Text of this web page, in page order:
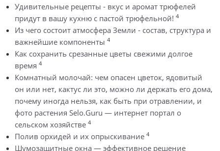
Удивительные рецепты - вкус и аромат трюфелей
придут в вашу кухню с пастой трюфельной! 4
Из чего состоит атмосфера Земли - состав, структура и
важнейшие компоненты 4
Как сохранить срезанные цветы свежими долгое
время 4
Комнатный молочай: чем опасен цветок, ядовитый
он или нет, кактус ли это, можно ли держать его дома,
почему иногда нельзя, как быть при отравлении, и
фото растения Selo.Guru — интернет портал о
сельском хозяйстве 4
Полив орхидей и их опрыскивание 4
Шумозащитные окна — эффективное решение